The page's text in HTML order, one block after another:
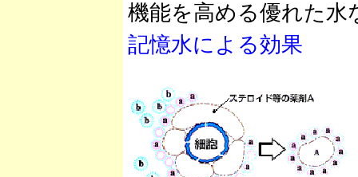
機能を高める優れた水
記憶水による効果